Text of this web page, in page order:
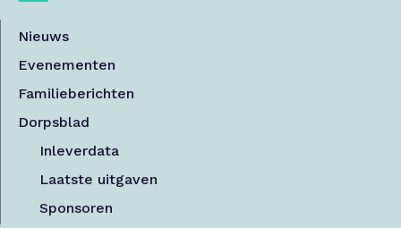
Nieuws
Evenementen
Familieberichten
Dorpsblad
Inleverdata
Laatste uitgaven
Sponsoren